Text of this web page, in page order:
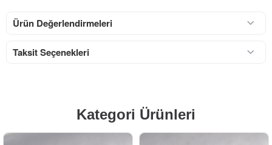
Ürün Değerlendirmeleri
Taksit Seçenekleri
Kategori Ürünleri